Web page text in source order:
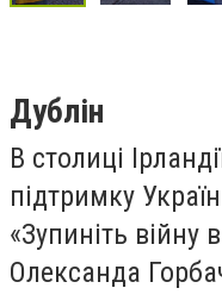
Дублін
В столиці
підтримку
«Зупиніть війну
Олександа